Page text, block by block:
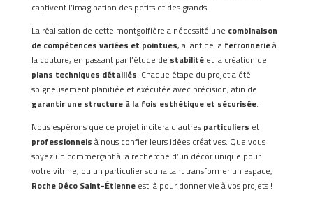
captivent l’imagination des petits et des grands.
La réalisation de cette montgolfière a nécessité une combinaison
de compétences variées et pointues, allant de la ferronnerieà
la couture, en passant par l’étude de stabilitéet la création de
plans techniques détaillés. Chaque étape du projet a été
soigneusement planifiée et exécutée avec précision, afin de
garantir une structure à la fois esthétique et sécurisée.
Nous espérons que ce projet incitera d’autres particuliers et
professionnels à nous confier leurs idées créatives. Que vous
soyez un commerçant à la recherche d’un décor unique pour
votre vitrine, ou un particulier souhaitant transformer un espace,
Roche Déco Saint-Étienneest là pour donner vie à vos projets !